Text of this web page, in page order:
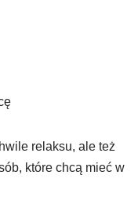
relaksu, ale też
które chcą mieć w